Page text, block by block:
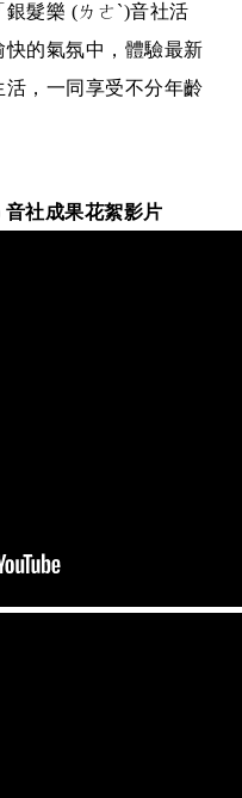
髮樂 (ㄌㄜˋ)音社活
的氣氛中，體驗最新
，一同享受不分年齡
音社成果花絮影片